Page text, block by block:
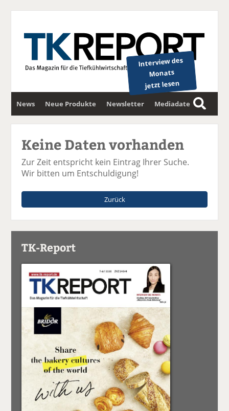
Interview des
Monats
jetzt lesen
News Neue Produkte Newsletter Mediadaten
S
u
Keine Daten vorhanden
Zur Zeit entspricht kein Eintrag Ihrer Suche.
Wir bitten um Entschuldigung!
Zurück
TK-Report